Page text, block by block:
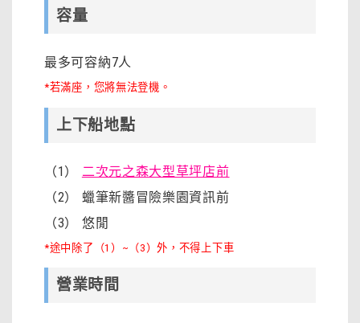
容量
最多可容納7人
*若滿座，您將無法登機。
上下船地點
（1） 二次元之森大型草坪店前
（2） 蠟筆新醬冒險樂園資訊前
（3） 悠閒
*途中除了（1）~（3）外，不得上下車
營業時間